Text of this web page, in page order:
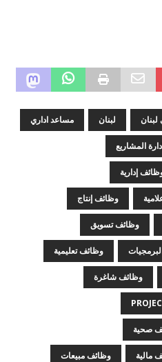
لبنان مساعد اداري
المشاريع
إدارية
وظائف إنتاج
وظائف تسويق
وظائف تعليمية
وظائف شاغرة
صحية
مالية وظائف مبيعات